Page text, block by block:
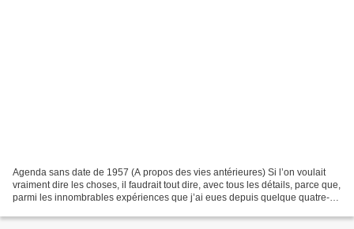
Agenda sans date de 1957 (A propos des vies antérieures) Si l’on voulait
vraiment dire les choses, il faudrait tout dire, avec tous les détails, parce que,
parmi les innombrables expériences que j’ai eues depuis quelque quatre-